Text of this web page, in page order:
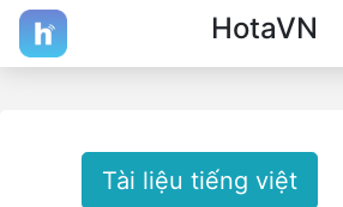
HotaVN
Tài liệu tiếng việt